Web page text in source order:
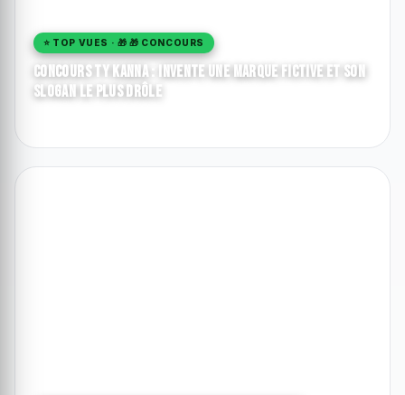
⭐ TOP VUES · 🎁 🎁 CONCOURS
Concours Ty Kanna : invente une marque fictive et son
slogan le plus drôle